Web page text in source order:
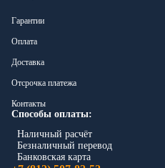
Гарантии
Оплата
Доставка
Отсрочка платежа
Контакты
Способы оплаты:
Наличный расчёт
Безналичный перевод
Банковская карта